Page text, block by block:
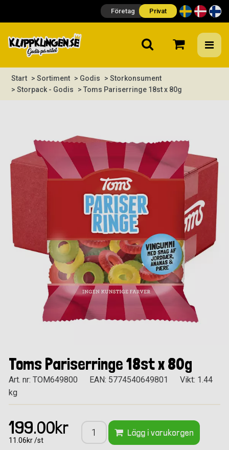
Företag Privat
Start > Sortiment > Godis
> Storkonsument
> Storpack - Godis
> Toms Pariserringe 18st x 80g
Toms Pariserringe 18st x 80g
Art. nr: TOM649800 EAN: 5774540649801
Vikt: 1.44
kg
199.00kr
11.06kr /st
Lägg i varukorgen